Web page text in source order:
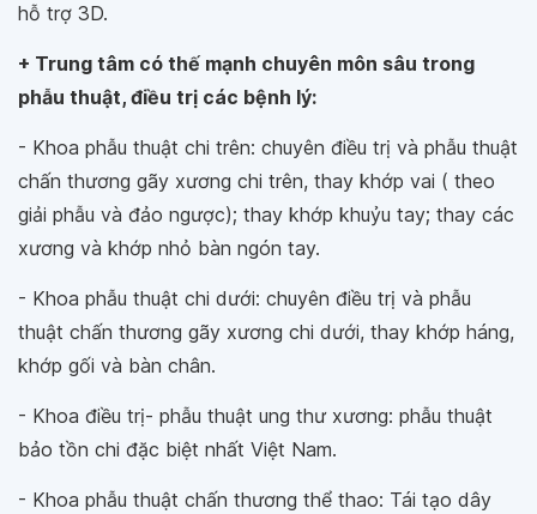
hỗ trợ 3D.
+ Trung tâm có thế mạnh chuyên môn sâu trong
phẫu thuật, điều trị các bệnh lý:
- Khoa phẫu thuật chi trên: chuyên điều trị và phẫu thuật
chấn thương gãy xương chi trên, thay khớp vai ( theo
giải phẫu và đảo ngược); thay khớp khuỷu tay; thay các
xương và khớp nhỏ bàn ngón tay.
- Khoa phẫu thuật chi dưới: chuyên điều trị và phẫu
thuật chấn thương gãy xương chi dưới, thay khớp háng,
khớp gối và bàn chân.
- Khoa điều trị- phẫu thuật ung thư xương: phẫu thuật
bảo tồn chi đặc biệt nhất Việt Nam.
- Khoa phẫu thuật chấn thương thể thao: Tái tạo dây